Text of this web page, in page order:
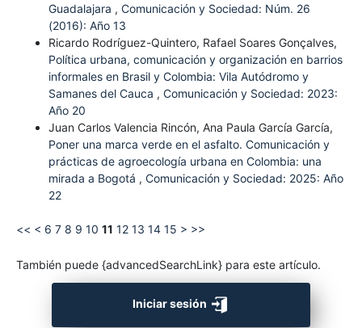
Guadalajara , Comunicación y Sociedad: Núm. 26
(2016): Año 13
Ricardo Rodríguez-Quintero, Rafael Soares Gonçalves,
Política urbana, comunicación y organización en barrios
informales en Brasil y Colombia: Vila Autódromo y
Samanes del Cauca , Comunicación y Sociedad: 2023:
Año 20
Juan Carlos Valencia Rincón, Ana Paula García García,
Poner una marca verde en el asfalto. Comunicación y
prácticas de agroecología urbana en Colombia: una
mirada a Bogotá , Comunicación y Sociedad: 2025: Año
22
<< < 6 7 8 9 10 11 12 13 14 15 > >>
También puede {advancedSearchLink} para este artículo.
Iniciar sesión